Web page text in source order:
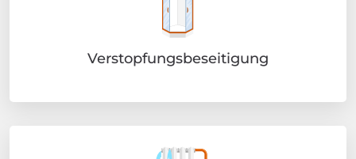
Verstopfungsbeseitigung